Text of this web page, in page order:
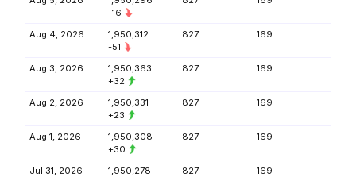
-16
Aug 4, 2026
1,950,312
-51
827 169
Aug 3, 2026
1,950,363
+32
827 169
Aug 2, 2026
1,950,331
+23
827 169
Aug 1, 2026
1,950,308
+30
827 169
Jul 31, 2026
1,950,278
827
169